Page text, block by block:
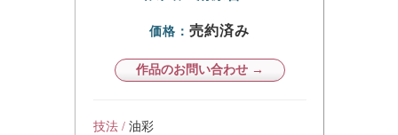
価格： 売約済み
作品のお問い合わせ →
技法 / 油彩